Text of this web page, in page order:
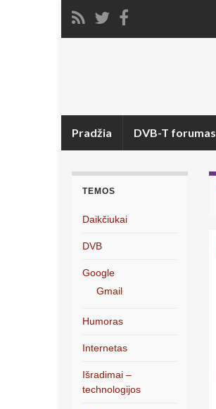
Pradžia DVB-T forumas
TEMOS
Daikčiukai
DVB
Google
Gmail
Humoras
Internetas
Išradimai –
technologijos